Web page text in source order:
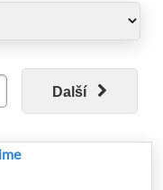
Malowany Dworek 115,
Další